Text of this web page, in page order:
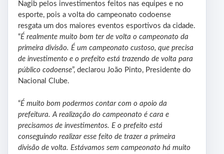
Nagib pelos investimentos feitos nas equipes e no
esporte, pois a volta do campeonato codoense
resgata um dos maiores eventos esportivos da cidade.
“É realmente muito bom ter de volta o campeonato da
primeira divisão. É um campeonato custoso, que precisa
de investimento e o prefeito está trazendo de volta para
público codoense”, declarou João Pinto, Presidente do
Nacional Clube.
“É muito bom podermos contar com o apoio da
prefeitura. A realização do campeonato é cara e
precisamos de investimentos. E o prefeito está
conseguindo realizar esse feito de trazer a primeira
divisão de volta. Estávamos sem campeonato há muito